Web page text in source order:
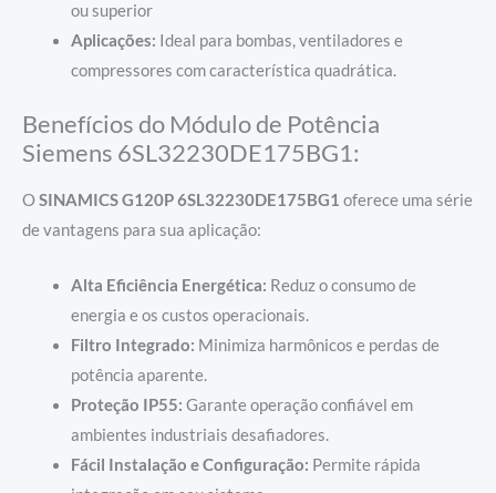
ou superior
Aplicações: Ideal para bombas, ventiladores e
compressores com característica quadrática.
Benefícios do Módulo de Potência
Siemens 6SL32230DE175BG1:
OSINAMICS G120P 6SL32230DE175BG1 oferece uma série
de vantagens para sua aplicação:
Alta Eficiência Energética: Reduz o consumo de
energia e os custos operacionais.
Filtro Integrado: Minimiza harmônicos e perdas de
potência aparente.
Proteção IP55: Garante operação confiável em
ambientes industriais desafiadores.
Fácil Instalação e Configuração: Permite rápida